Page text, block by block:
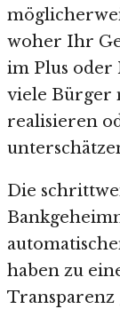
woher Ihr
im Plus oder
viele Bürger
realisieren
Die
haben zu
Transparenz